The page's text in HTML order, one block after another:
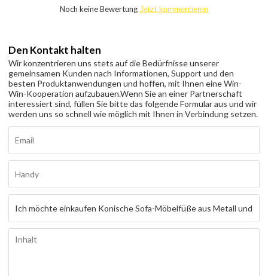
Noch keine Bewertung Jetzt kommentieren
Den Kontakt halten
Wir konzentrieren uns stets auf die Bedürfnisse unserer
gemeinsamen Kunden nach Informationen, Support und den
besten Produktanwendungen und hoffen, mit Ihnen eine Win-
Win-Kooperation aufzubauen.Wenn Sie an einer Partnerschaft
interessiert sind, füllen Sie bitte das folgende Formular aus und wir
werden uns so schnell wie möglich mit Ihnen in Verbindung setzen.